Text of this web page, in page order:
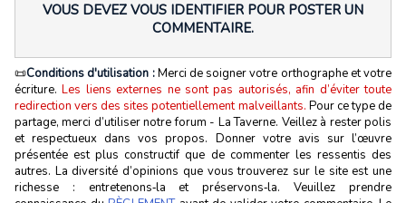
VOUS DEVEZ VOUS IDENTIFIER POUR POSTER UN
COMMENTAIRE.
📜Conditions d'utilisation :Merci de soigner votre orthographe et votre
écriture.Les liens externes ne sont pas autorisés, afin d’éviter toute
redirection vers des sites potentiellement malveillants. Pour ce type de
partage, merci d’utiliser notre forum - La Taverne. Veillez à rester polis
et respectueux dans vos propos. Donner votre avis sur l’œuvre
présentée est plus constructif que de commenter les ressentis des
autres. La diversité d’opinions que vous trouverez sur le site est une
richesse : entretenons‑la et préservons‑la. Veuillez prendre